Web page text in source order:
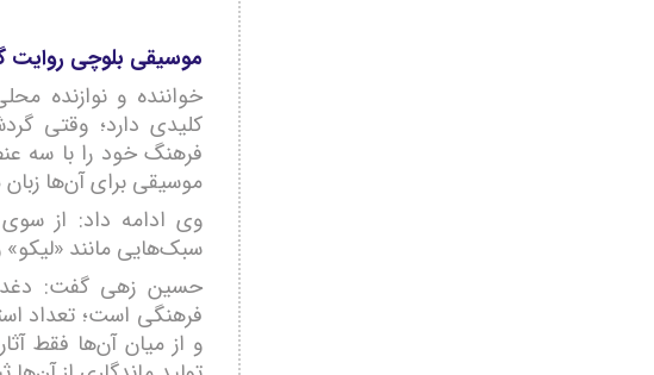
موسیقی بلوچی روایت
خواننده و نوازنده
کلیدی دارد؛ وقتی
فرهنگ خود را با سه
موسیقی برای آن‌ها
وی ادامه داد: از سوی
سبک‌هایی مانند «لیکو»
حسین زهی گفت:
فرهنگی است؛ تعداد
و از میان آن‌ها فقط